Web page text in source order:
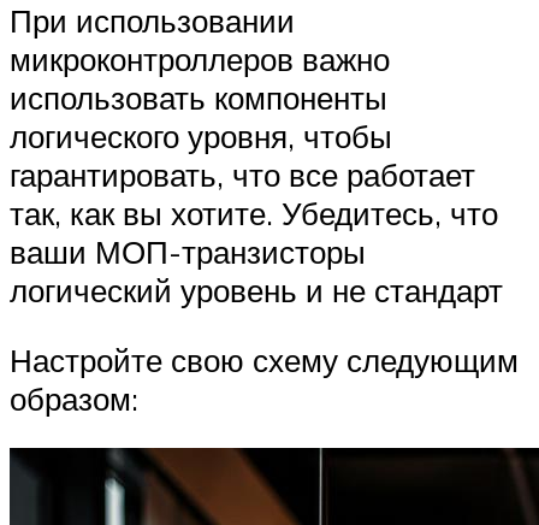
При использовании
микроконтроллеров важно
использовать компоненты
логического уровня, чтобы
гарантировать, что все работает
так, как вы хотите. Убедитесь, что
ваши МОП-транзисторы
логический уровень и не стандарт
Настройте свою схему следующим
образом: